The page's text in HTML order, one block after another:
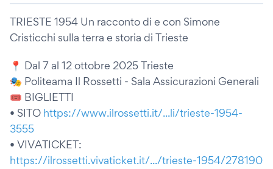
TRIESTE 1954 Un racconto di e con Simone
Cristicchi sulla terra e storia di Trieste
📍 Dal 7 al 12 ottobre 2025 Trieste
🎭 Politeama Il Rossetti - Sala Assicurazioni Generali
🎟️ BIGLIETTI
• SITO https://www.ilrossetti.it/...li/trieste-1954-
3555
• VIVATICKET:
https://ilrossetti.vivaticket.it/.../trieste-1954/278190